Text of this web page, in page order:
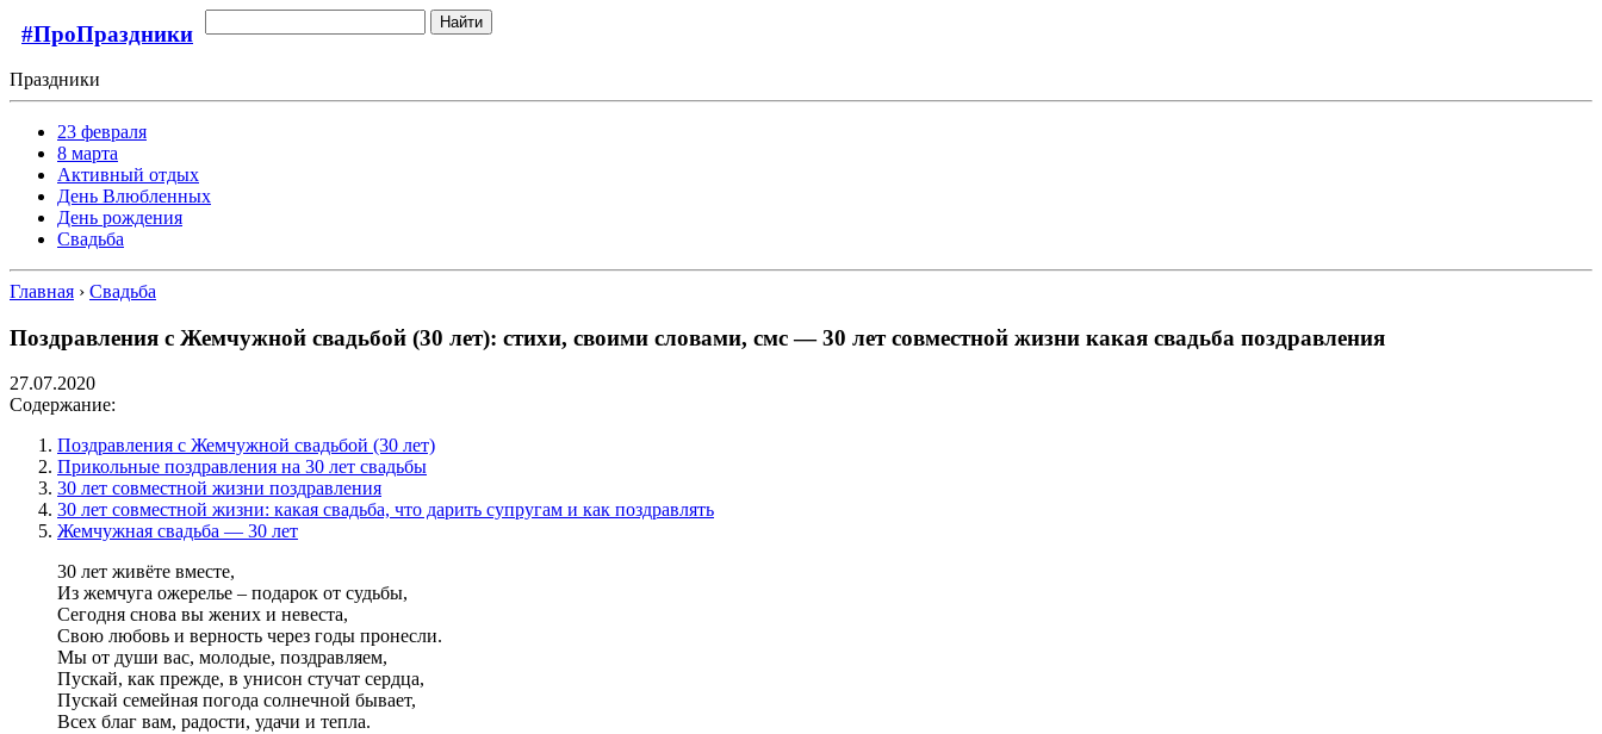
#ПроПраздники Найти
Праздники
23 февраля
8 марта
Активный отдых
День Влюбленных
День рождения
Свадьба
Главная › Свадьба
Поздравления с Жемчужной свадьбой (30 лет): стихи, своими словами, смс — 30 лет совместной жизни какая свадьба поздравления
27.07.2020
Содержание:
Поздравления с Жемчужной свадьбой (30 лет)
Прикольные поздравления на 30 лет свадьбы
30 лет совместной жизни поздравления
30 лет совместной жизни: какая свадьба, что дарить супругам и как поздравлять
Жемчужная свадьба — 30 лет
30 лет живёте вместе,
Из жемчуга ожерелье – подарок от судьбы,
Сегодня снова вы жених и невеста,
Свою любовь и верность через годы пронесли.
Мы от души вас, молодые, поздравляем,
Пускай, как прежде, в унисон стучат сердца,
Пускай семейная погода солнечной бывает,
Всех благ вам, радости, удачи и тепла.